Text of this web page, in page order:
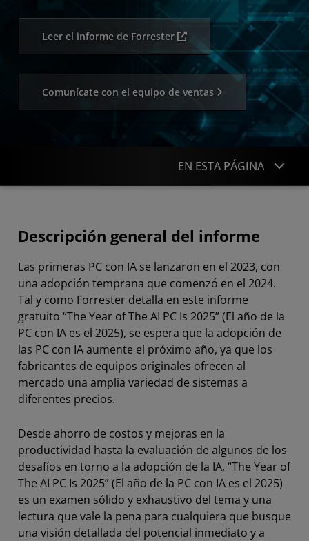
Leer el informe de Forrester
Comunícate con el equipo de ventas
EN ESTA PÁGINA
Leer el informe
PRO Technologies
Comenzar
Descripción general del informe
Las primeras PC con IA se lanzaron en el 2023, con
una adopción temprana que comenzó en el 2024.
Tal y como Forrester detalla en este informe
gratuito “The Year of The AI PC Is 2025” (El año de la
PC con IA es el 2025), se espera que la adopción de
las PC con IA aumente el próximo año, ya que los
fabricantes de equipos originales ofrecen al
mercado una amplia variedad de sistemas a
diferentes precios.
Desde ahorro de costos y mejoras en la
productividad hasta la evaluación de algunos de los
desafíos en torno a la adopción de la IA, “The Year of
The AI PC Is 2025” (El año de la PC con IA es el 2025)
es un examen sólido y exhaustivo del tema y una
lectura que vale la pena para cualquiera que busque
una visión detallada del potencial inmediato y a